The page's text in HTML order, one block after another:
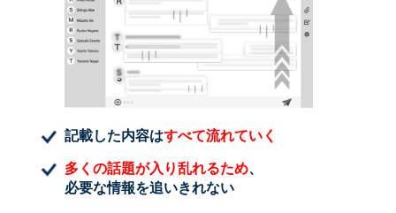
記載した内容はすべて流れていく
多くの話題が入り乱れるため、
必要な情報を追いきれない